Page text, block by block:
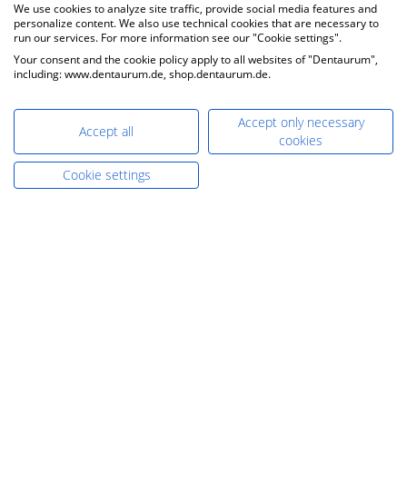
CONTATTI
Telefono:+49-7231-803-0
We use cookies to analyze site traffic, provide social media features and
personalize content. We also use technical cookies that are necessary to
run our services. For more information see our "Cookie settings".
Your consent and the cookie policy apply to all websites of "Dentaurum",
including: www.dentaurum.de, shop.dentaurum.de.
Accept all
Accept only necessary
cookies
Cookie settings